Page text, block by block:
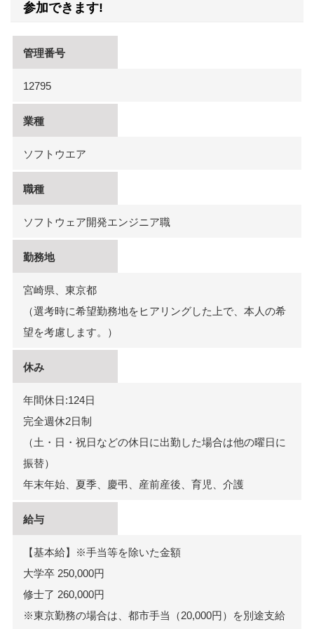
参加できます!
管理番号
12795
業種
ソフトウエア
職種
ソフトウェア開発エンジニア職
勤務地
宮崎県、東京都
（選考時に希望勤務地をヒアリングした上で、本人の希
望を考慮します。）
休み
年間休日:124日
完全週休2日制
（土・日・祝日などの休日に出勤した場合は他の曜日に
振替）
年末年始、夏季、慶弔、産前産後、育児、介護
給与
【基本給】※手当等を除いた金額
大学卒 250,000円
修士了 260,000円
※東京勤務の場合は、都市手当（20,000円）を別途支給